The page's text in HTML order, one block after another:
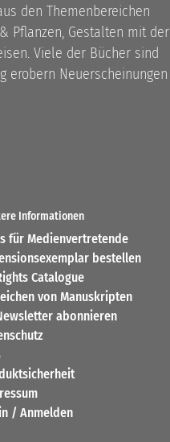
den Themenbereichen
Pflanzen, Gestalten mit der
Viele der Bücher sind
erobern Neuerscheinungen
Informationen
für Medienvertretende
bestellen
Catalogue
von Manuskripten
abonnieren
/ Anmelden